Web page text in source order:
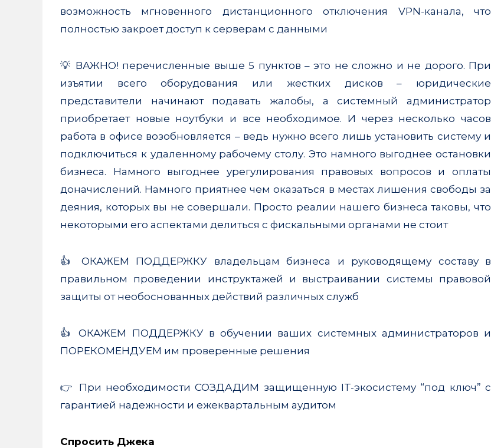
возможность мгновенного дистанционного отключения VPN-канала, что
полностью закроет доступ к серверам с данными
💡 ВАЖНО! перечисленные выше 5 пунктов – это не сложно и не дорого. При
изъятии всего оборудования или жестких дисков – юридические
представители начинают подавать жалобы, а системный администратор
приобретает новые ноутбуки и все необходимое. И через несколько часов
работа в офисе возобновляется – ведь нужно всего лишь установить систему и
подключиться к удаленному рабочему столу. Это намного выгоднее остановки
бизнеса. Намного выгоднее урегулирования правовых вопросов и оплаты
доначислений. Намного приятнее чем оказаться в местах лишения свободы за
деяния, которых вы не совершали. Просто реалии нашего бизнеса таковы, что
некоторыми его аспектами делиться с фискальными органами не стоит
👍 ОКАЖЕМ ПОДДЕРЖКУ владельцам бизнеса и руководящему составу в
правильном проведении инструктажей и выстраивании системы правовой
защиты от необоснованных действий различных служб
👍 ОКАЖЕМ ПОДДЕРЖКУ в обучении ваших системных администраторов и
ПОРЕКОМЕНДУЕМ им проверенные решения
👉 При необходимости СОЗДАДИМ защищенную IT-экосистему “под ключ” с
гарантией надежности и ежеквартальным аудитом
Спросить Джека